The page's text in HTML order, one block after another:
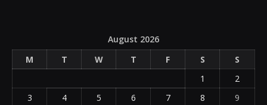
August 2026
M
T W T F S
S
1
2
3
4 5 6 7 8
9